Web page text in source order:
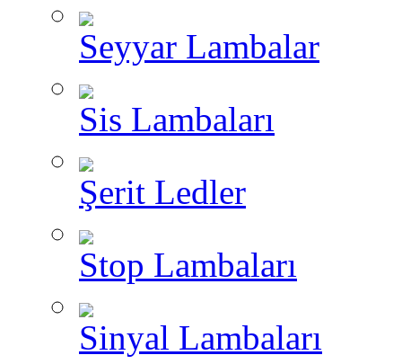
Seyyar Lambalar
Sis Lambaları
Şerit Ledler
Stop Lambaları
Sinyal Lambaları